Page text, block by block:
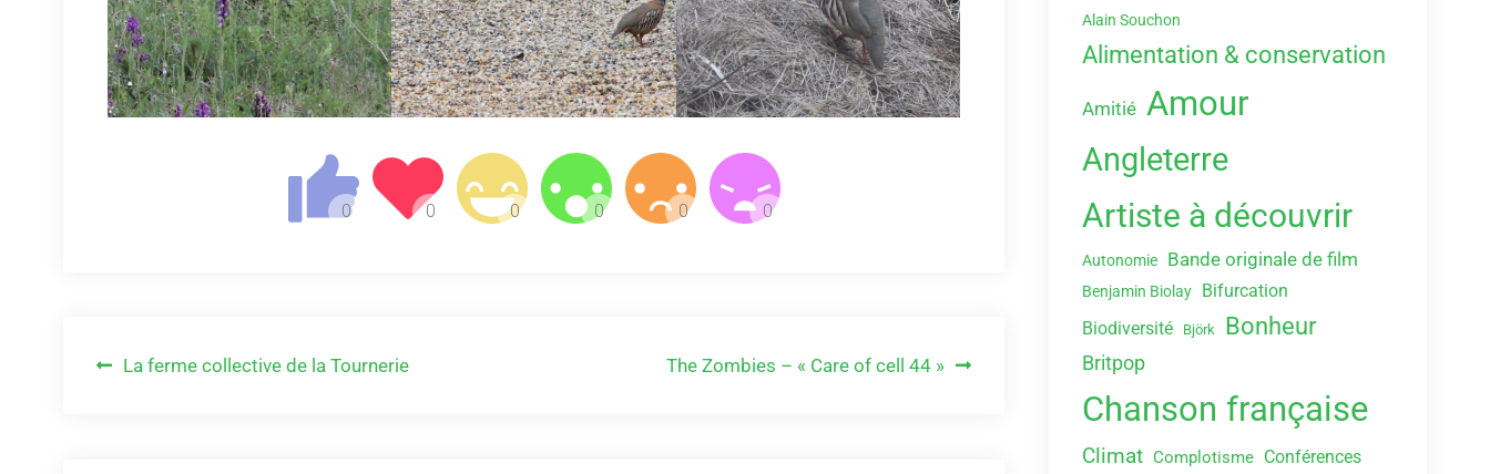
Navigation
La ferme collective de la Tournerie The Zombies – « Care of cell 44 »
Alain Souchon
Alimentation & conservation
Amitié Amour
Angleterre
Artiste à découvrir
Autonomie Bande originale de film
Benjamin Biolay
Bifurcation
Biodiversité
Björk Bonheur
Britpop
Chanson française
Climat Complotisme Conférences